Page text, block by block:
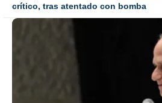
crítico, tras atentado con bomba